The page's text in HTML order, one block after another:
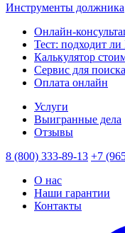
Инструменты должника
Онлайн-
Тест: подходит
Калькулятор
Сервис для
Оплата онлайн
Услуги
Выигранные дела
Отзывы
8 (800) 333-89-13 +7
О нас
Наши гарантии
Контакты